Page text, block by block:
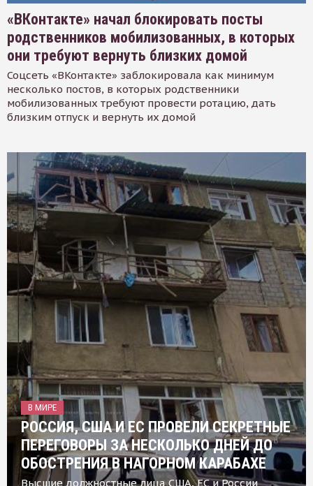
«ВКонтакте» начал блокировать посты
родственников мобилизованных, в которых
они требуют вернуть близких домой
Соцсеть «ВКонтакте» заблокировала как минимум
несколько постов, в которых родственники
мобилизованных требуют провести ротацию, дать
близким отпуск и вернуть их домой
В МИРЕ
РОССИЯ, США И ЕС ПРОВЕЛИ СЕКРЕТНЫЕ
ПЕРЕГОВОРЫ ЗА НЕСКОЛЬКО ДНЕЙ ДО
ОБОСТРЕНИЯ В НАГОРНОМ КАРАБАХЕ
Высшие должностные лица США, ЕС и России